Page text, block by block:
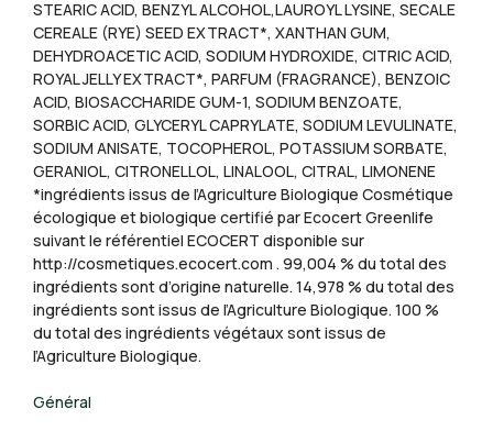
STEARIC ACID, BENZYL ALCOHOL,LAUROYL LYSINE, SECALE
CEREALE (RYE) SEED EXTRACT*, XANTHAN GUM,
DEHYDROACETIC ACID, SODIUM HYDROXIDE, CITRIC ACID,
ROYAL JELLY EXTRACT*, PARFUM (FRAGRANCE), BENZOIC
ACID, BIOSACCHARIDE GUM-1, SODIUM BENZOATE,
SORBIC ACID, GLYCERYL CAPRYLATE, SODIUM LEVULINATE,
SODIUM ANISATE, TOCOPHEROL, POTASSIUM SORBATE,
GERANIOL, CITRONELLOL, LINALOOL, CITRAL, LIMONENE
*ingrédients issus de l’Agriculture Biologique Cosmétique
écologique et biologique certifié par Ecocert Greenlife
suivant le référentiel ECOCERT disponible sur
http://cosmetiques.ecocert.com . 99,004 % du total des
ingrédients sont d’origine naturelle. 14,978 % du total des
ingrédients sont issus de l’Agriculture Biologique. 100 %
du total des ingrédients végétaux sont issus de
l’Agriculture Biologique.
Général